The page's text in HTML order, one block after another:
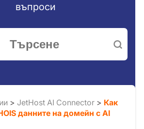
въпроси
> JetHost AI Connector > Как
данните на домейн с AI